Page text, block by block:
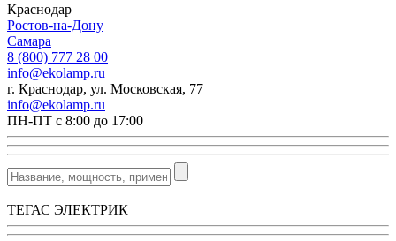
Краснодар
Ростов-на-Дону
Самара
8 (800) 777 28 00
info@ekolamp.ru
г. Краснодар, ул. Московская, 77
info@ekolamp.ru
ПН-ПТ с 8:00 до 17:00
ТЕГАС ЭЛЕКТРИК